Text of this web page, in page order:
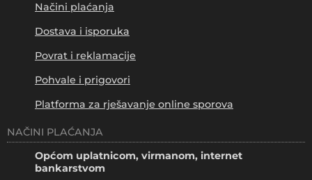
Načini plaćanja
Dostava i isporuka
Povrat i reklamacije
Pohvale i prigovori
Platforma za rješavanje online sporova
NAČINI PLAĆANJA
Općom uplatnicom, virmanom, internet
bankarstvom